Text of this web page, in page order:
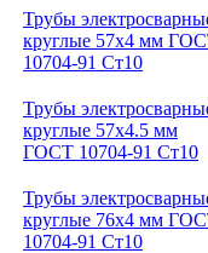
Трубы
круглые 57x4 мм
10704-91 Ст10
Трубы
круглые 57x4.5 мм
ГОСТ 10704-91 Ст10
Трубы
круглые 76x4 мм
10704-91 Ст10